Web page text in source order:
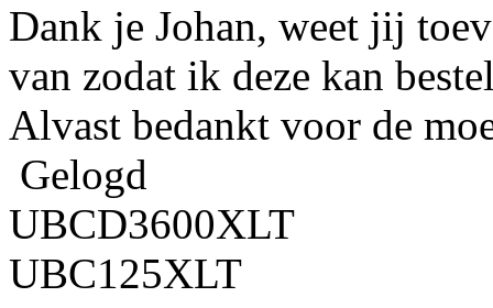
Dank je Johan, weet jij
van zodat ik deze kan
Alvast bedankt voor de
Gelogd
UBCD3600XLT
UBC125XLT